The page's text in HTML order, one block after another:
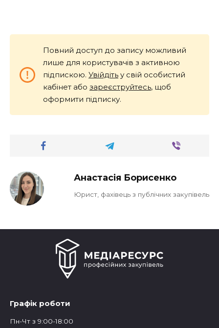
Повний доступ до запису можливий
лише для користувачів з активною
підпискою. Увійдіть у свій особистий
кабінет або зареєструйтесь, щоб
оформити підписку.
Анастасія Борисенко
Юрист, фахівець з публічних закупівель
Графік роботи
Пн-Чт з 9:00-18:00